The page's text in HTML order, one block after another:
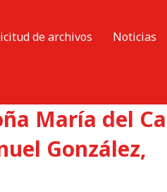
de archivos Noticias
María del
González,